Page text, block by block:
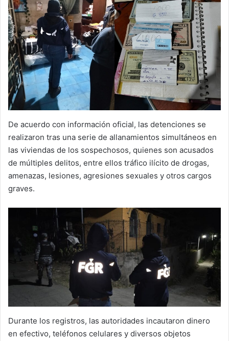
De acuerdo con información oficial, las detenciones se
realizaron tras una serie de allanamientos simultáneos en
las viviendas de los sospechosos, quienes son acusados
de múltiples delitos, entre ellos tráfico ilícito de drogas,
amenazas, lesiones, agresiones sexuales y otros cargos
graves.
Durante los registros, las autoridades incautaron dinero
en efectivo, teléfonos celulares y diversos objetos